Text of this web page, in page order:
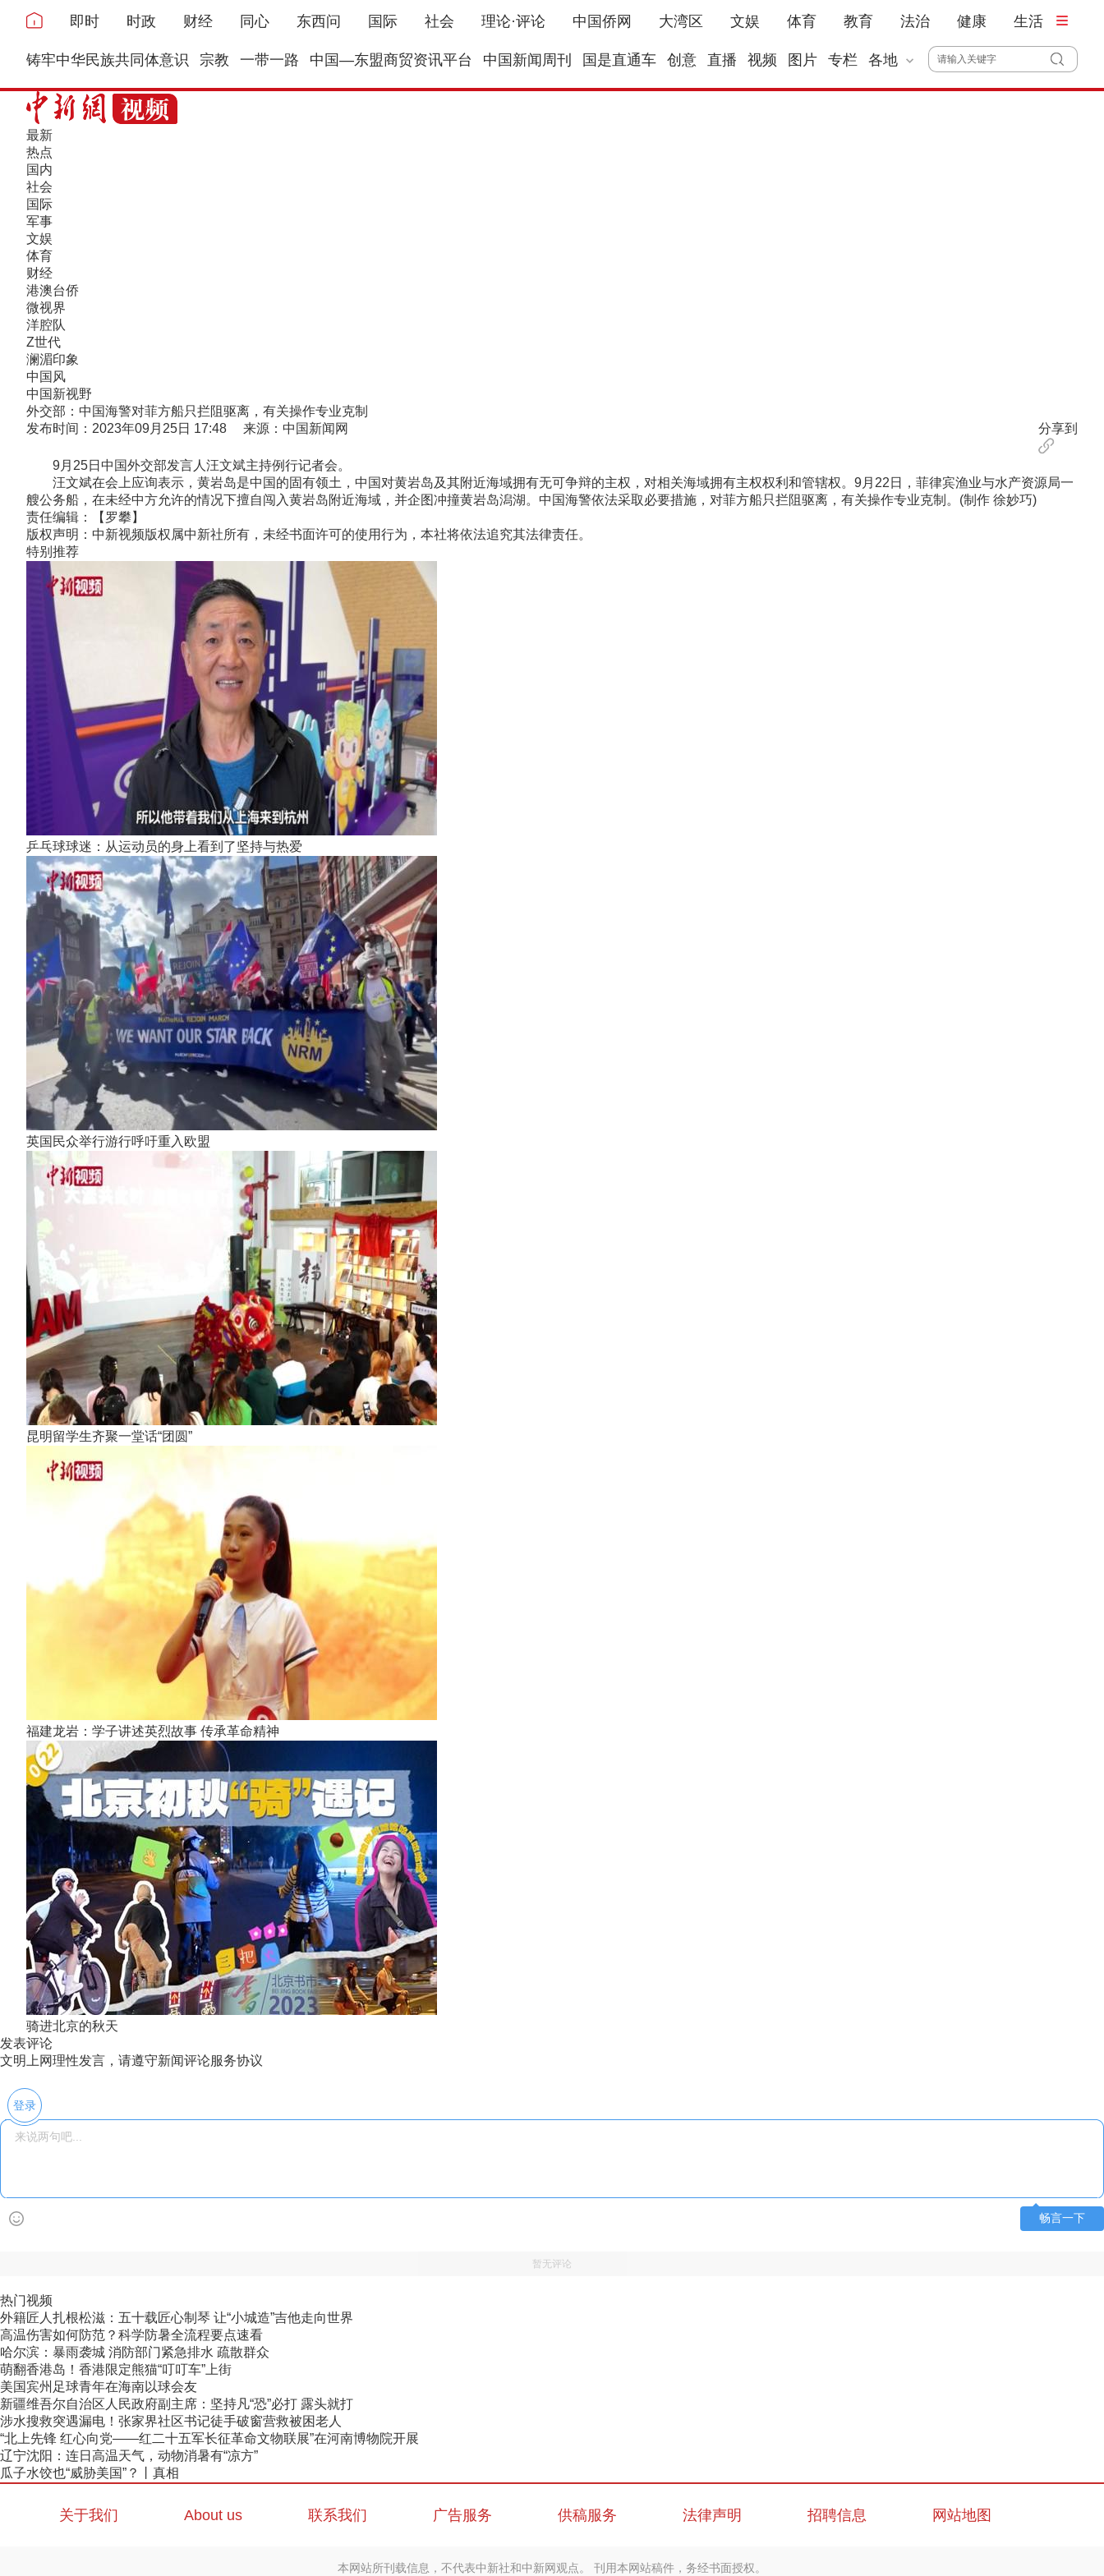
即时 时政 财经 同心 东西问 国际 社会 理论·评论 中国侨网 大湾区 文娱 体育 教育 法治 健康 生活
铸牢中华民族共同体意识 宗教 一带一路 中国—东盟商贸资讯平台 中国新闻周刊 国是直通车 创意 直播 视频 图片 专栏 各地
最新
热点
国内
社会
国际
军事
文娱
体育
财经
港澳台侨
微视界
洋腔队
Z世代
澜湄印象
中国风
中国新视野
外交部：中国海警对菲方船只拦阻驱离，有关操作专业克制
发布时间：2023年09月25日 17:48 来源：中国新闻网
分享到
9月25日中国外交部发言人汪文斌主持例行记者会。
汪文斌在会上应询表示，黄岩岛是中国的固有领土，中国对黄岩岛及其附近海域拥有无可争辩的主权，对相关海域拥有主权权利和管辖权。9月22日，菲律宾渔业与水产资源局一
艘公务船，在未经中方允许的情况下擅自闯入黄岩岛附近海域，并企图冲撞黄岩岛潟湖。中国海警依法采取必要措施，对菲方船只拦阻驱离，有关操作专业克制。(制作 徐妙巧)
责任编辑：【罗攀】
版权声明：中新视频版权属中新社所有，未经书面许可的使用行为，本社将依法追究其法律责任。
特别推荐
乒乓球球迷：从运动员的身上看到了坚持与热爱
英国民众举行游行呼吁重入欧盟
昆明留学生齐聚一堂话“团圆”
福建龙岩：学子讲述英烈故事 传承革命精神
骑进北京的秋天
发表评论
文明上网理性发言，请遵守新闻评论服务协议
登录
畅言一下
暂无评论
热门视频
外籍匠人扎根松滋：五十载匠心制琴 让“小城造”吉他走向世界
高温伤害如何防范？科学防暑全流程要点速看
哈尔滨：暴雨袭城 消防部门紧急排水 疏散群众
萌翻香港岛！香港限定熊猫“叮叮车”上街
美国宾州足球青年在海南以球会友
新疆维吾尔自治区人民政府副主席：坚持凡“恐”必打 露头就打
涉水搜救突遇漏电！张家界社区书记徒手破窗营救被困老人
“北上先锋 红心向党——红二十五军长征革命文物联展”在河南博物院开展
辽宁沈阳：连日高温天气，动物消暑有“凉方”
瓜子水饺也“威胁美国”？丨真相
关于我们 About us 联系我们 广告服务 供稿服务 法律声明 招聘信息 网站地图
本网站所刊载信息，不代表中新社和中新网观点。 刊用本网站稿件，务经书面授权。